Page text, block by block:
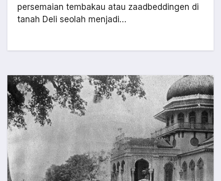
persemaian tembakau atau zaadbeddingen di
tanah Deli seolah menjadi…